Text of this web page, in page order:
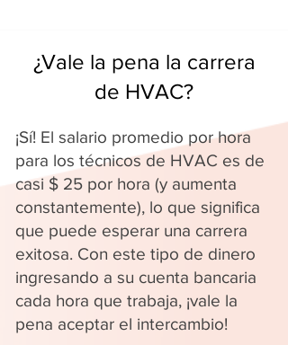
¿Vale la pena la carrera
de HVAC?
¡Sí! El salario promedio por hora
para los técnicos de HVAC es de
casi $ 25 por hora (y aumenta
constantemente), lo que significa
que puede esperar una carrera
exitosa. Con este tipo de dinero
ingresando a su cuenta bancaria
cada hora que trabaja, ¡vale la
pena aceptar el intercambio!